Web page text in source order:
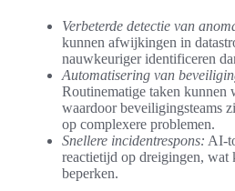
Verbeterde detectie van
kunnen afwijkingen in
nauwkeuriger identificeren
Automatisering van
Routinematige taken kunnen
waardoor beveiligingsteams
op complexere problemen.
Snellere incidentrespons: AI-
reactietijd op dreigingen, wat
beperken.